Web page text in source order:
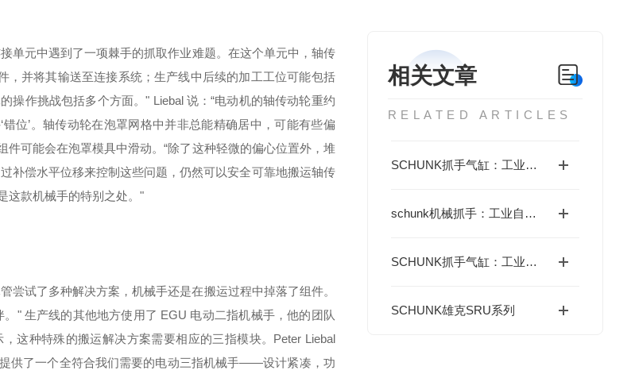
相关文章
RELATED ARTICLES
SCHUNK抓手气缸：工业柔性抓取的核心动力单元
schunk机械抓手：工业自动化柔性生产里的“精准捕手”
SCHUNK抓手气缸：工业自动化中的可靠助手
SCHUNK雄克SRU系列
单元中遇到了一项棘手的抓取作业难题。在这个单元中，轴传
并将其输送至连接系统；生产线中后续的加工工位可能包括
操作挑战包括多个方面。" Liebal 说：“电动机的轴传动轮重约
位’。轴传动轮在泡罩网格中并非总能精确居中，可能有些偏
可能会在泡罩模具中滑动。“除了这种轻微的偏心位置外，堆
补偿水平位移来控制这些问题，仍然可以安全可靠地搬运轴传
这款机械手的特别之处。"
试了多种解决方案，机械手还是在搬运过程中掉落了组件。
" 生产线的其他地方使用了 EGU 电动二指机械手，他的团队
这种特殊的搬运解决方案需要相应的三指模块。Peter Liebal
供了一个全符合我们需要的电动三指机械手——设计紧凑，功